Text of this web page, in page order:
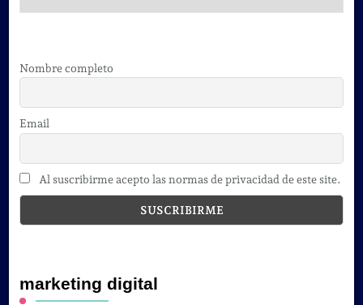
Nombre completo
Email
Al suscribirme acepto las normas de privacidad de este site.
marketing digital